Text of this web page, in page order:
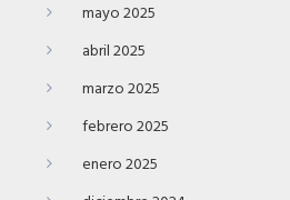
mayo 2025
abril 2025
marzo 2025
febrero 2025
enero 2025